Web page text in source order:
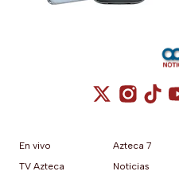
Cuenta de
En vivo
TV Azteca
Azteca 7
Noticias